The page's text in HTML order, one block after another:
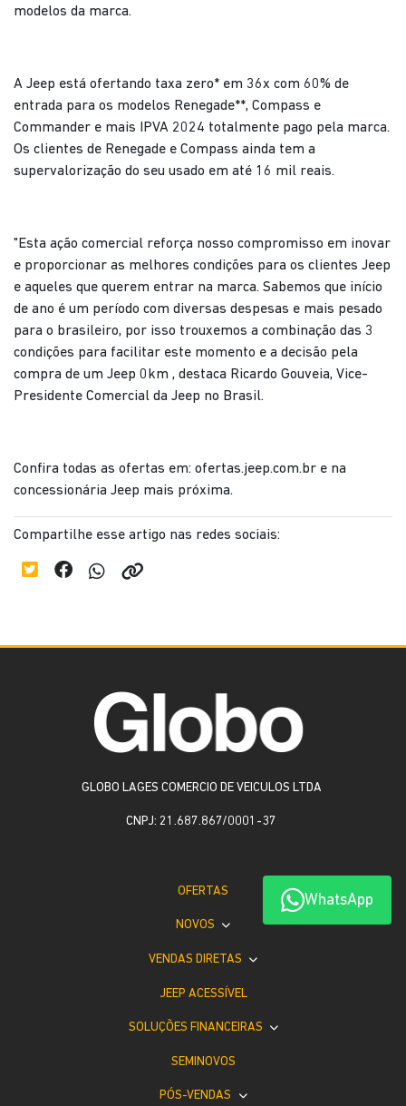
modelos da marca.
A Jeep está ofertando taxa zero* em 36x com 60% de
entrada para os modelos Renegade**, Compass e
Commander e mais IPVA 2024 totalmente pago pela marca.
Os clientes de Renegade e Compass ainda tem a
supervalorização do seu usado em até 16 mil reais.
"Esta ação comercial reforça nosso compromisso em inovar
e proporcionar as melhores condições para os clientes Jeep
e aqueles que querem entrar na marca. Sabemos que início
de ano é um período com diversas despesas e mais pesado
para o brasileiro, por isso trouxemos a combinação das 3
condições para facilitar este momento e a decisão pela
compra de um Jeep 0km , destaca Ricardo Gouveia, Vice-
Presidente Comercial da Jeep no Brasil.
Confira todas as ofertas em: ofertas.jeep.com.br e na
concessionária Jeep mais próxima.
Compartilhe esse artigo nas redes sociais:
WhatsApp
GLOBO LAGES COMERCIO DE VEICULOS LTDA
CNPJ: 21.687.867/0001-37
OFERTAS
NOVOS
VENDAS DIRETAS
JEEP ACESSÍVEL
SOLUÇÕES FINANCEIRAS
SEMINOVOS
PÓS-VENDAS